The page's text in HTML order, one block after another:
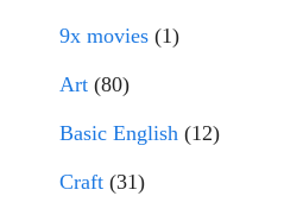
9x movies (1)
Art (80)
Basic English (12)
Craft (31)